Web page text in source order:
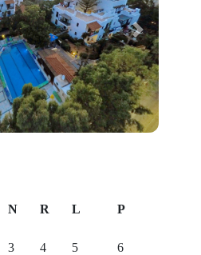
Next
N R L P
3 4
5
6